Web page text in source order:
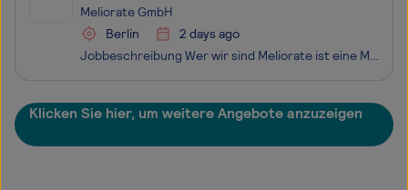
Meliorate GmbH
Berlin
2 days ago
Jobbeschreibung Wer wir sind Meliorate ist eine Managementberatung mit Standorten in Berlin, Hamburg, Köln und München. Wir beraten Unternehmen mit komplexen, asset-intensiven Geschäftsmodellen – zum Beispiel Netzbetreiber aus der Energie- oder Wasserwirtschaft – bei strategischen und organisatorisc
Klicken Sie hier, um weitere Angebote anzuzeigen